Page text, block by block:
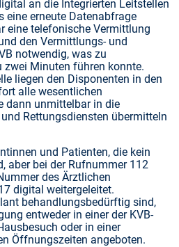
an die Integrierten Leitstellen
eine erneute Datenabfrage
eine telefonische Vermittlung
den Vermittlungs- und
notwendig, was zu
zwei Minuten führen konnte.
liegen den Disponenten in den
alle wesentlichen
dann unmittelbar in die
Rettungsdiensten übermitteln
und Patienten, die kein
aber bei der Rufnummer 112
des Ärztlichen
digital weitergeleitet.
behandlungsbedürftig sind,
entweder in einer der KVB-
oder in einer
Öffnungszeiten angeboten.